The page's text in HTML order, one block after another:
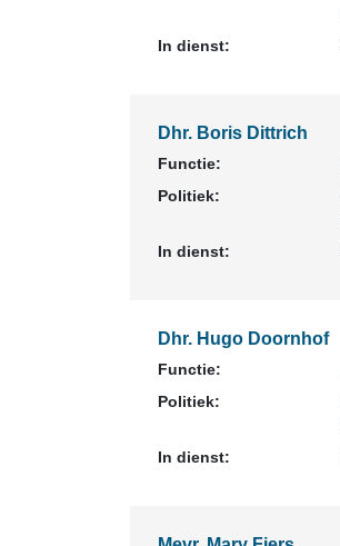
In dienst:
Dhr. Boris Dittrich
Functie:
Politiek:
In dienst:
Dhr. Hugo Doornhof
Functie:
Politiek:
In dienst: